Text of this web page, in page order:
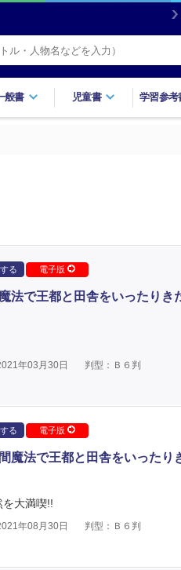
般書 児童書 学習参考
る 電子版
法で王都と田舎をいったりき
年03月30日 判型：Ｂ６判
る 電子版
魔法で王都と田舎をいったり
大満喫!!
年08月30日 判型：Ｂ６判